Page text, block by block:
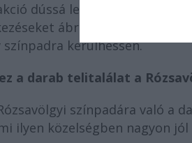
dússá lehet tenni ezt a
ábrázoljuk. Kovács
színpadra kerülhessen.
a darab telitalálat a
színpadára való a
ilyen közelségben nagyon